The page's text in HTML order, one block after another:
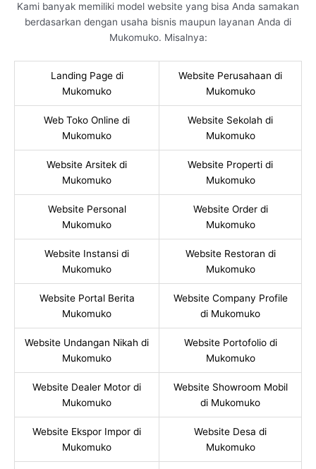
Kami banyak memiliki model website yang bisa Anda samakan
berdasarkan dengan usaha bisnis maupun layanan Anda di
Mukomuko. Misalnya:
Landing Page di
Mukomuko
Website Perusahaan di
Mukomuko
Web Toko Online di
Mukomuko
Website Sekolah di
Mukomuko
Website Arsitek di
Mukomuko
Website Properti di
Mukomuko
Website Personal
Mukomuko
Website Order di
Mukomuko
Website Instansi di
Mukomuko
Website Restoran di
Mukomuko
Website Portal Berita
Mukomuko
Website Company Profile
di Mukomuko
Website Undangan Nikah di
Mukomuko
Website Portofolio di
Mukomuko
Website Dealer Motor di
Mukomuko
Website Showroom Mobil
di Mukomuko
Website Ekspor Impor di
Mukomuko
Website Desa di
Mukomuko